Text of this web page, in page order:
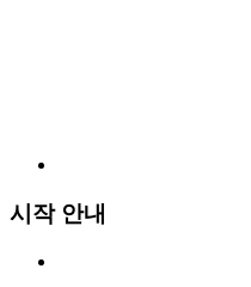
시작 안내